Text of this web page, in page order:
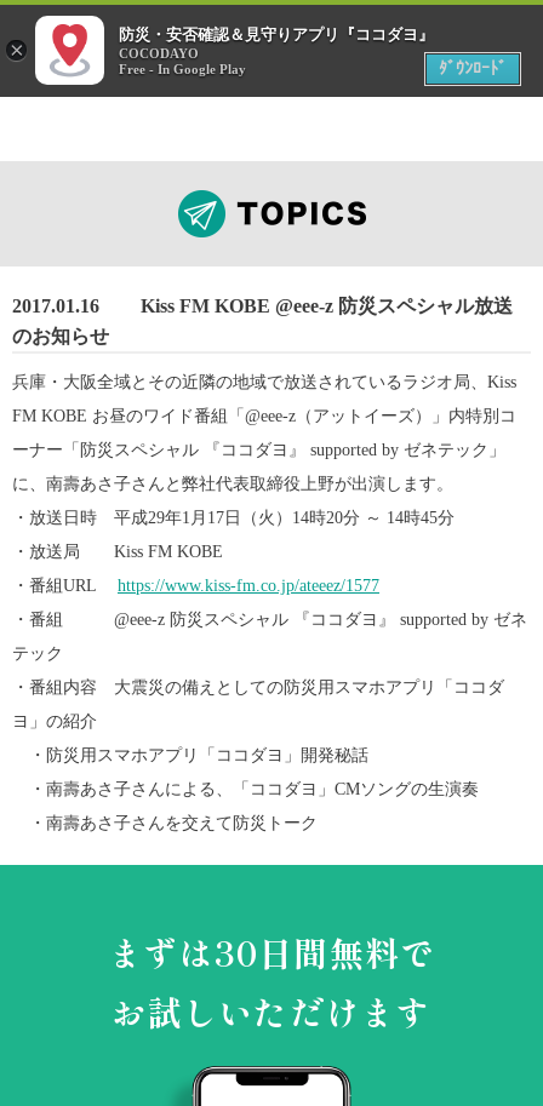
災害時
MENU
2017.01.16
Kiss FM KOBE @eee-z 防災スペシャル放送
のお知らせ
兵庫・大阪全域とその近隣の地域で放送されているラジオ局、Kiss
FM KOBE お昼のワイド番組「@eee-z（アットイーズ）」内特別コ
ーナー「防災スペシャル 『ココダヨ』 supported by ゼネテック」
に、南壽あさ子さんと弊社代表取締役上野が出演します。
・放送日時 平成29年1月17日（火）14時20分 ～ 14時45分
・放送局 Kiss FM KOBE
・番組URL https://www.kiss-fm.co.jp/ateeez/1577
・番組 @eee-z 防災スペシャル 『ココダヨ』 supported by ゼネ
テック
・番組内容 大震災の備えとしての防災用スマホアプリ「ココダ
ヨ」の紹介
・防災用スマホアプリ「ココダヨ」開発秘話
・南壽あさ子さんによる、「ココダヨ」CMソングの生演奏
・南壽あさ子さんを交えて防災トーク
まずは30日間無料で
お試しいただけます
×
防災・安否確認＆見守りアプリ『ココダヨ』
COCODAYO
Free - In Google Play
ﾀﾞｳﾝﾛｰﾄﾞ